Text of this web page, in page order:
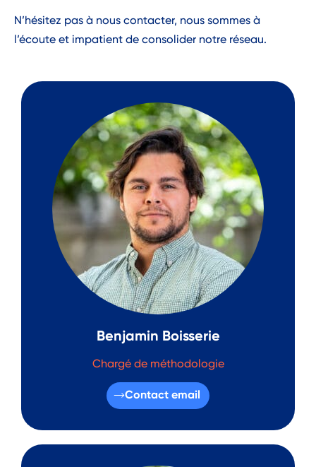
N’hésitez pas à nous contacter, nous sommes à
l’écoute et impatient de consolider notre réseau.
Benjamin Boisserie
Chargé de méthodologie
Contact email